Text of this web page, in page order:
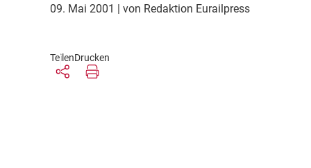
09. Mai 2001 | von Redaktion Eurailpress
TeilenDrucken